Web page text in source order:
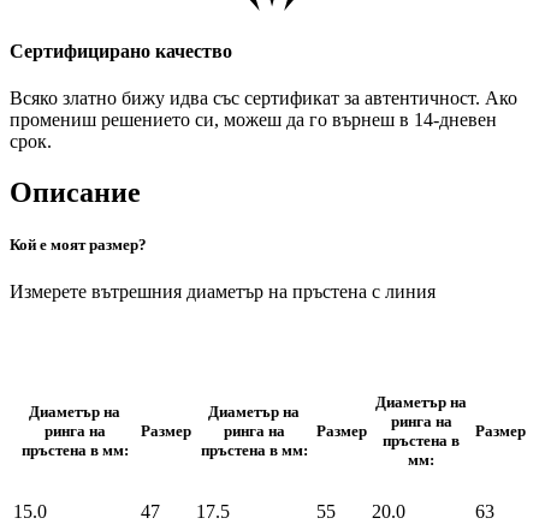
Сертифицирано качество
Всяко златно бижу идва със сертификат за автентичност. Ако
промениш решението си, можеш да го върнеш в 14-дневен
срок.
Описание
Кой е моят размер?
Измерете вътрешния диаметър на пръстена с линия
Диаметър на
ринга на
пръстена в мм:
Размер
Диаметър на
ринга на
пръстена в мм:
Размер
Диаметър на
ринга на
пръстена в
мм:
Размер
15.0 47 17.5 55 20.0
63